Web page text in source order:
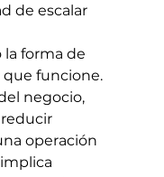
de escalar
forma de
que funcione.
negocio,
reducir
operación